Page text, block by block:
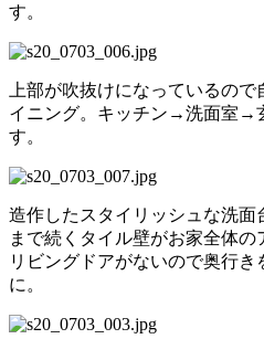
す。
上部が吹抜けになっているの
イニング。キッチン→洗面室→
す。
造作したスタイリッシュな洗
まで続くタイル壁がお家全体の
リビングドアがないので奥行
に。